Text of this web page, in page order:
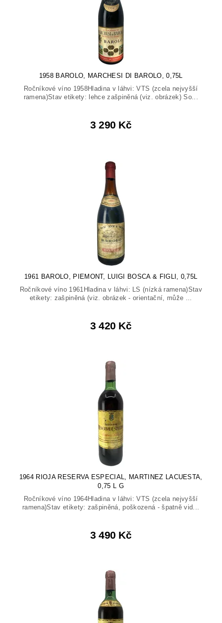
1958 BAROLO, MARCHESI DI BAROLO, 0,75L
Ročníkové víno 1958Hladina v láhvi: VTS (zcela nejvyšší
ramena)Stav etikety: lehce zašpiněná (viz. obrázek) So...
3 290 Kč
1961 BAROLO, PIEMONT, LUIGI BOSCA & FIGLI, 0,75L
Ročníkové víno 1961Hladina v láhvi: LS (nízká ramena)Stav
etikety: zašpiněná (viz. obrázek - orientační, může ...
3 420 Kč
1964 RIOJA RESERVA ESPECIAL, MARTINEZ LACUESTA,
0,75 L G
Ročníkové víno 1964Hladina v láhvi: VTS (zcela nejvyšší
ramena)Stav etikety: zašpiněná, poškozená - špatně vid...
3 490 Kč